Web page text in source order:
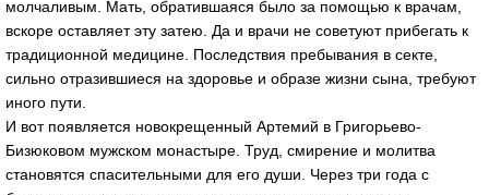
молчаливым. Мать, обратившаяся было за помощью к врачам,
вскоре оставляет эту затею. Да и врачи не советуют прибегать к
традиционной медицине. Последствия пребывания в секте,
сильно отразившиеся на здоровье и образе жизни сына, требуют
иного пути.
И вот появляется новокрещенный Артемий в Григорьево-
Бизюковом мужском монастыре. Труд, смирение и молитва
становятся спасительными для его души. Через три года с